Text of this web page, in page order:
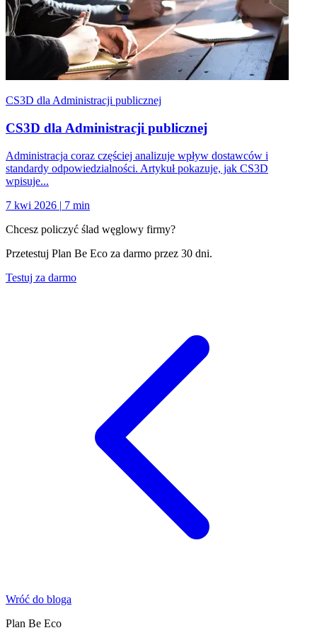
CS3D dla Administracji publicznej
CS3D dla Administracji publicznej
Administracja coraz częściej analizuje wpływ dostawców i
standardy odpowiedzialności. Artykuł pokazuje, jak CS3D
wpisuje...
7 kwi 2026 | 7 min
Chcesz policzyć ślad węglowy firmy?
Przetestuj Plan Be Eco za darmo przez 30 dni.
Testuj za darmo
Wróć do bloga
Plan Be Eco